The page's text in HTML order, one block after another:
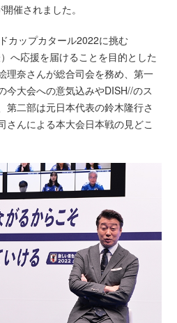
催されました。
カップカタール2022に挑む
へ応援を届けることを目的とした
理奈さんが総合司会を務め、第一
今大会への意気込みやDISH//のス
第二部は元日本代表の鈴木隆行さ
さんによる本大会日本戦の見どこ